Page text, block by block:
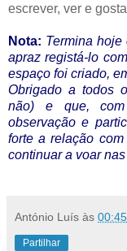
escrever, ver e
Nota: Termina hoje
apraz registá-lo
espaço foi criado,
Obrigado a todos
não) e que, com
observação e
forte a relação
continuar a voar
António Luís às 00:45
Partilhar